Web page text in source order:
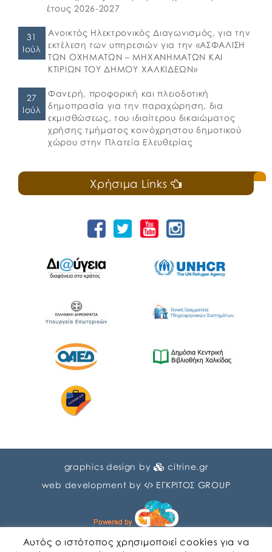
έτους 2026-2027
31
Ιούλ
Ανοικτός Ηλεκτρονικός Διαγωνισμός, για την
εκτέλεση των υπηρεσιών για την «ΑΣΦΑΛΙΣΗ
ΤΩΝ ΟΧΗΜΑΤΩΝ – ΜΗΧΑΝΗΜΑΤΩΝ ΚΑΙ
ΚΤΙΡΙΩΝ ΤΟΥ ΔΗΜΟΥ ΧΑΛΚΙΔΕΩΝ»
27
Ιούλ
Φανερή, προφορική και πλειοδοτική
δημοπρασία για την παραχώρηση, δια
εκμισθώσεως, του ιδιαίτερου δικαιώματος
χρήσης τμήματος κοινόχρηστου δημοτικού
χώρου στην Πλατεία Ελευθερίας
Χρήσιμα Links
graphics design by
citrine.gr
web development by
ΕΓΚΡΙΤΟΣ GROUP
Αυτός ο ιστότοπος χρησιμοποιεί cookies για να